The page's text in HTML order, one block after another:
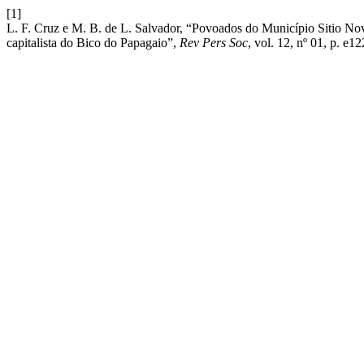
[1]
L. F. Cruz e M. B. de L. Salvador, “Povoados do Município Sitio
capitalista do Bico do Papagaio”, Rev Pers Soc, vol. 12, nº 01, p.